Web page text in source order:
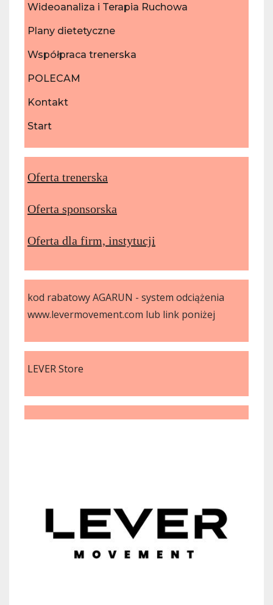
Wideoanaliza i Terapia Ruchowa
Plany dietetyczne
Współpraca trenerska
POLECAM
Kontakt
Start
Oferta trenerska
Oferta sponsorska
Oferta dla firm, instytucji
kod rabatowy AGARUN - system odciążenia
www.levermovement.com lub link poniżej
LEVER Store